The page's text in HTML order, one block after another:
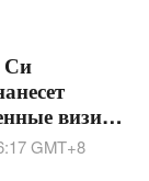
визиты
и
GMT+8